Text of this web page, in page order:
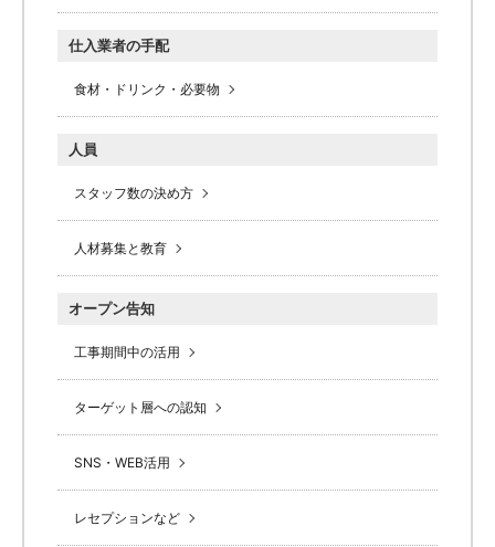
仕入業者の手配
食材・ドリンク・必要物
人員
スタッフ数の決め方
人材募集と教育
オープン告知
工事期間中の活用
ターゲット層への認知
SNS・WEB活用
レセプションなど